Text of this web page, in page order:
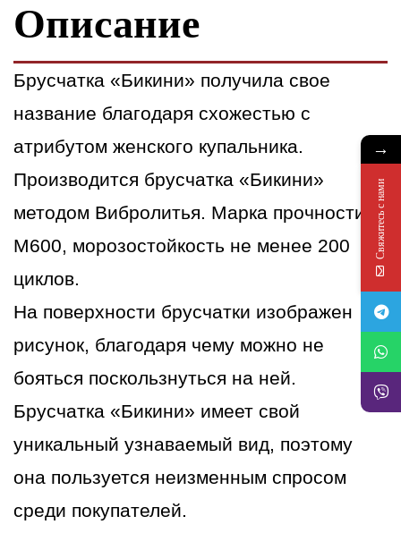
(nature)
Описание
Брусчатка «Бикини» получила свое
название благодаря схожестью с
атрибутом женского купальника.
Производится брусчатка «Бикини»
методом Вибролитья. Марка прочности
М600, морозостойкость не менее 200
циклов.
На поверхности брусчатки изображен
рисунок, благодаря чему можно не
бояться поскользнуться на ней.
Брусчатка «Бикини» имеет свой
уникальный узнаваемый вид, поэтому
она пользуется неизменным спросом
среди покупателей.
→
Свяжитесь с нами